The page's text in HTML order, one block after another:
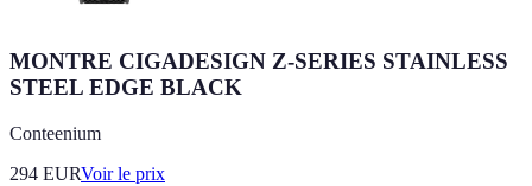
MONTRE CIGADESIGN Z-SERIES STAINLESS
STEEL EDGE BLACK
Conteenium
294 EURVoir le prix